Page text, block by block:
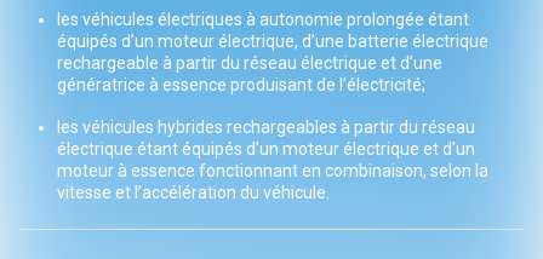
les véhicules électriques à autonomie prolongée étant
équipés d’un moteur électrique, d’une batterie électrique
rechargeable à partir du réseau électrique et d’une
génératrice à essence produisant de l’électricité;
les véhicules hybrides rechargeables à partir du réseau
électrique étant équipés d’un moteur électrique et d’un
moteur à essence fonctionnant en combinaison, selon la
vitesse et l’accélération du véhicule.